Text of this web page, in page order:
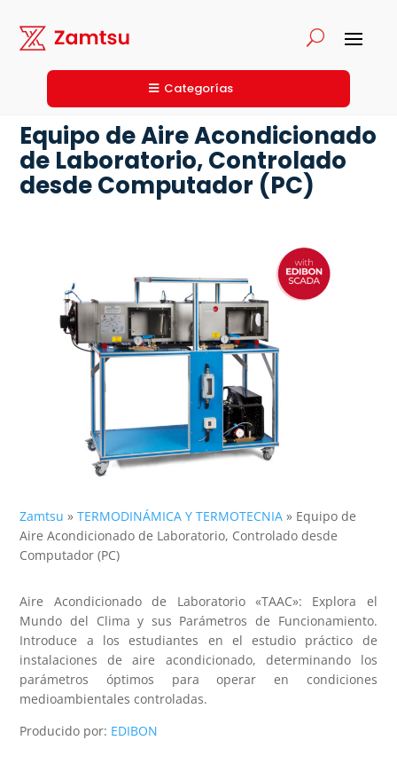
Categorías
Zamtsu »TERMODINÁMICA Y TERMOTECNIA » Equipo de
Aire Acondicionado de Laboratorio, Controlado desde
Computador (PC)
Equipo de Aire Acondicionado
de Laboratorio, Controlado
desde Computador (PC)
Aire Acondicionado de Laboratorio «TAAC»: Explora el
Mundo del Clima y sus Parámetros de Funcionamiento.
Introduce a los estudiantes en el estudio práctico de
instalaciones de aire acondicionado, determinando los
parámetros óptimos para operar en condiciones
medioambientales controladas.
Producido por: EDIBON